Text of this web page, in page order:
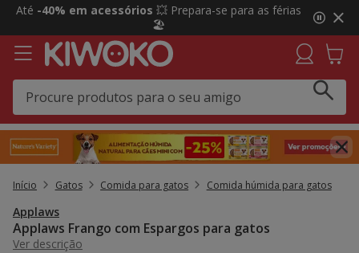
2
3,
mensagem,
Até -40% em acessórios 💥 Prepara-se para as férias
🏖️
Início Gatos Comida para gatos Comida húmida para gatos
Applaws
Applaws Frango com Espargos para gatos
Ver descrição